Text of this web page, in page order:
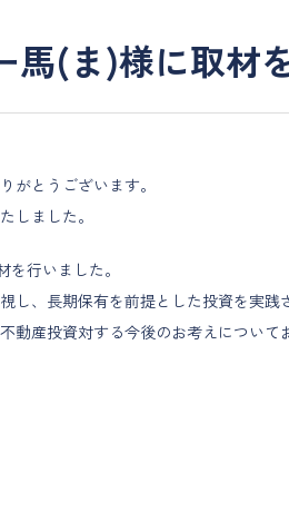
馬(ま)様に取材
がとうございます。
しました。
行いました。
し、長期保有を前提とした投資を実
動産投資対する今後のお考えについて